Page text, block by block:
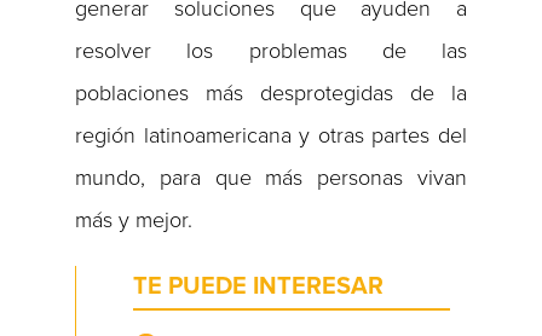
generar soluciones que ayuden a
resolver los problemas de las
poblaciones más desprotegidas de la
región latinoamericana y otras partes del
mundo, para que más personas vivan
más y mejor.
TE PUEDE INTERESAR